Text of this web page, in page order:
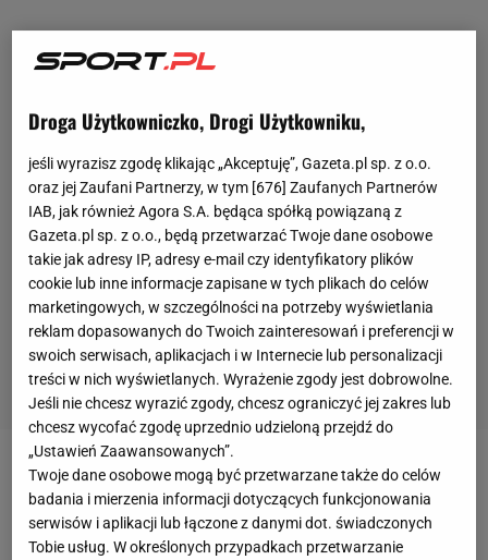
W niedzielę Milan tylko zremisował 0-0 z Torino i po
14 kolejkach zajmuje dopiero 7. miejsce w tabeli z 20
pkt. Do czwartego miejsca gwarantującego grę w
Droga Użytkowniczko, Drogi Użytkowniku,
jeśli wyrazisz zgodę klikając „Akceptuję”, Gazeta.pl sp. z o.o.
oraz jej Zaufani Partnerzy, w tym [676] Zaufanych Partnerów
IAB, jak również Agora S.A. będąca spółką powiązaną z
Gazeta.pl sp. z o.o., będą przetwarzać Twoje dane osobowe
takie jak adresy IP, adresy e-mail czy identyfikatory plików
cookie lub inne informacje zapisane w tych plikach do celów
marketingowych, w szczególności na potrzeby wyświetlania
reklam dopasowanych do Twoich zainteresowań i preferencji w
swoich serwisach, aplikacjach i w Internecie lub personalizacji
treści w nich wyświetlanych. Wyrażenie zgody jest dobrowolne.
Jeśli nie chcesz wyrazić zgody, chcesz ograniczyć jej zakres lub
chcesz wycofać zgodę uprzednio udzieloną przejdź do
„Ustawień Zaawansowanych”.
Twoje dane osobowe mogą być przetwarzane także do celów
badania i mierzenia informacji dotyczących funkcjonowania
serwisów i aplikacji lub łączone z danymi dot. świadczonych
Tobie usług. W określonych przypadkach przetwarzanie